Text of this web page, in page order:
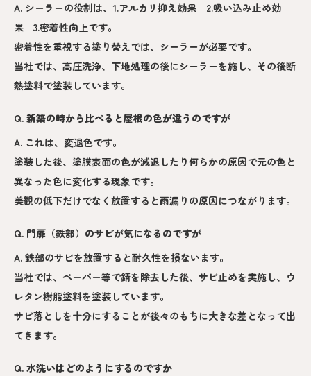
A. シーラーの役割は、1.アルカリ抑え効果 2.吸い込み止め効
果 3.密着性向上です。
密着性を重視する塗り替えでは、シーラーが必要です。
当社では、高圧洗浄、下地処理の後にシーラーを施し、その後断
熱塗料で塗装しています。
Q. 新築の時から比べると屋根の色が違うのですが
A. これは、変退色です。
塗装した後、塗膜表面の色が減退したり何らかの原因で元の色と
異なった色に変化する現象です。
美観の低下だけでなく放置すると雨漏りの原因につながります。
Q. 門扉（鉄部）のサビが気になるのですが
A. 鉄部のサビを放置すると耐久性を損ないます。
当社では、ペーパー等で錆を除去した後、サビ止めを実施し、ウ
レタン樹脂塗料を塗装しています。
サビ落としを十分にすることが後々のもちに大きな差となって出
てきます。
Q. 水洗いはどのようにするのですか